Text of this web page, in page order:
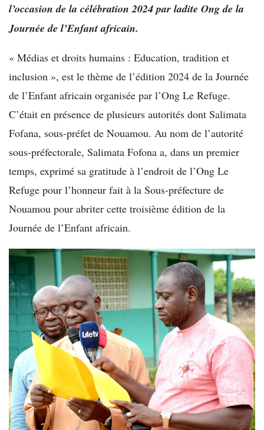
l’occasion de la célébration 2024 par ladite Ong de la
Journée de l’Enfant africain.
« Médias et droits humains : Education, tradition et
inclusion », est le thème de l’édition 2024 de la Journée
de l’Enfant africain organisée par l’Ong Le Refuge.
C’était en présence de plusieurs autorités dont Salimata
Fofana, sous-préfet de Nouamou. Au nom de l’autorité
sous-préfectorale, Salimata Fofona a, dans un premier
temps, exprimé sa gratitude à l’endroit de l’Ong Le
Refuge pour l’honneur fait à la Sous-préfecture de
Nouamou pour abriter cette troisième édition de la
Journée de l’Enfant africain.